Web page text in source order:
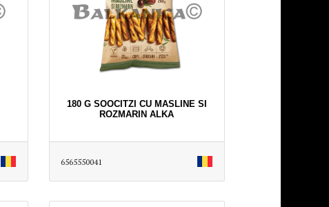
180 G SOOCITZI CU MASLINE SI
ROZMARIN ALKA
6565550041